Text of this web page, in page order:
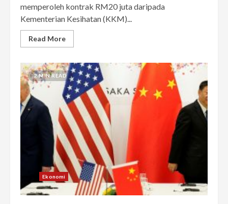
memperoleh kontrak RM20 juta daripada
Kementerian Kesihatan (KKM)...
Read More
2 MIN READ
Ekonomi